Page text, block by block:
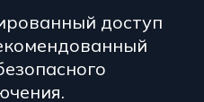
доступ